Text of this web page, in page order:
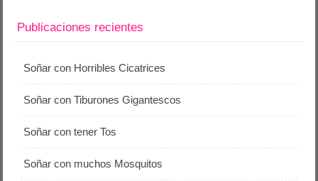
Publicaciones recientes
Soñar con Horribles Cicatrices
Soñar con Tiburones Gigantescos
Soñar con tener Tos
Soñar con muchos Mosquitos